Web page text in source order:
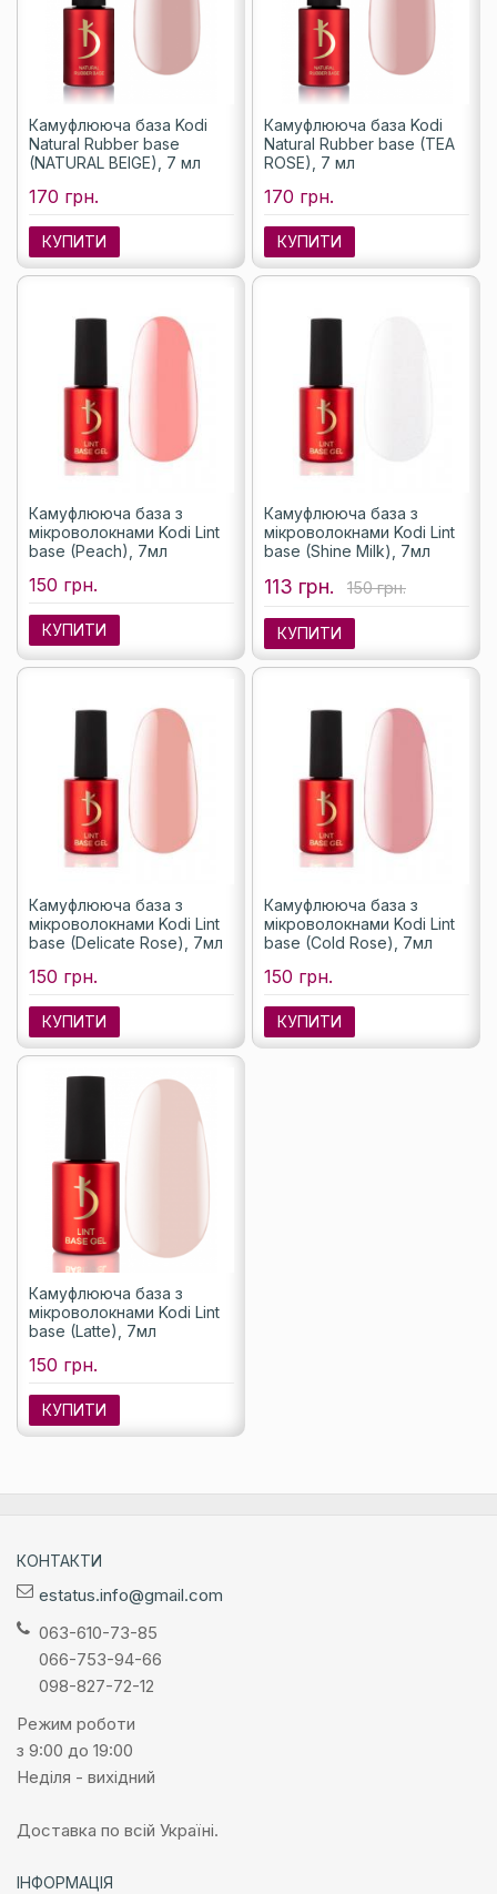
Камуфлююча база Kodi
Natural Rubber base
(NATURAL BEIGE), 7 мл
170 грн.
КУПИТИ
Камуфлююча база Kodi
Natural Rubber base (TEA
ROSE), 7 мл
170 грн.
КУПИТИ
Камуфлююча база з
мікроволокнами Kodi Lint
base (Peach), 7мл
150 грн.
КУПИТИ
Камуфлююча база з
мікроволокнами Kodi Lint
base (Shine Milk), 7мл
113 грн. 150 грн.
КУПИТИ
Камуфлююча база з
мікроволокнами Kodi Lint
base (Delicate Rose), 7мл
150 грн.
КУПИТИ
Камуфлююча база з
мікроволокнами Kodi Lint
base (Cold Rose), 7мл
150 грн.
КУПИТИ
Камуфлююча база з
мікроволокнами Kodi Lint
base (Latte), 7мл
150 грн.
КУПИТИ
КОНТАКТИ
estatus.info@gmail.com
063-610-73-85
066-753-94-66
098-827-72-12
Режим роботи
з 9:00 до 19:00
Неділя - вихідний
Доставка по всій Україні.
ІНФОРМАЦІЯ